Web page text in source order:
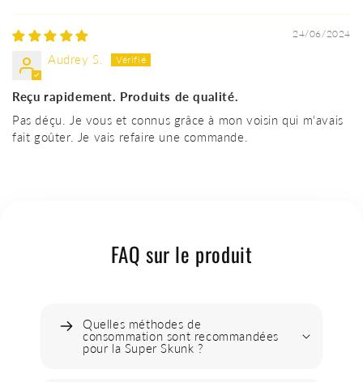
24/06/2024
Audrey S.
Reçu rapidement. Produits de qualité.
Pas déçu. Je vous et connus grâce à mon voisin qui m'avais
fait goûter. Je vais refaire une commande.
FAQ sur le produit
Quelles méthodes de
consommation sont recommandées
pour la Super Skunk ?